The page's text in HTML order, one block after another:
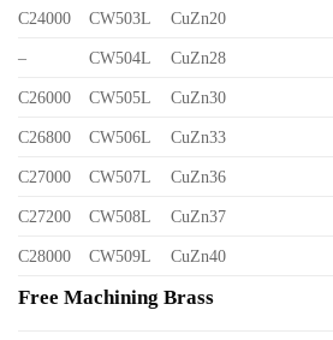
C24000 CW503L CuZn20
– CW504L CuZn28
C26000 CW505L CuZn30
C26800 CW506L CuZn33
C27000 CW507L CuZn36
C27200 CW508L CuZn37
C28000 CW509L CuZn40
Free Machining Brass